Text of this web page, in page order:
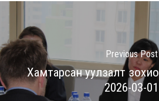
Previous Post
Хамтарсан уулзалт
2026-03-01